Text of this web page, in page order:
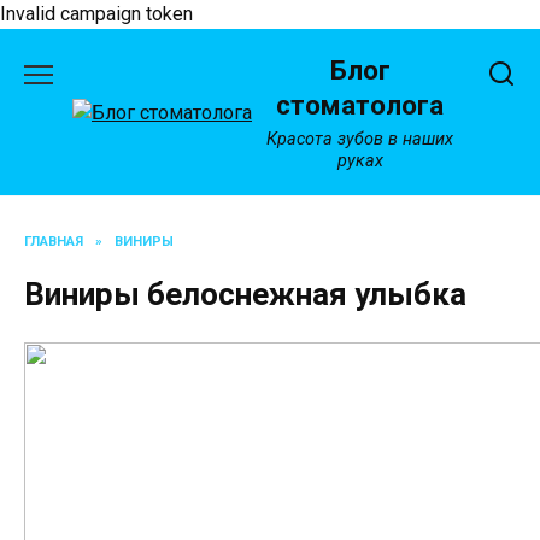
Invalid campaign token
содержанию
Блог
стоматолога
Красота зубов в наших
руках
ГЛАВНАЯ » ВИНИРЫ
Виниры белоснежная улыбка